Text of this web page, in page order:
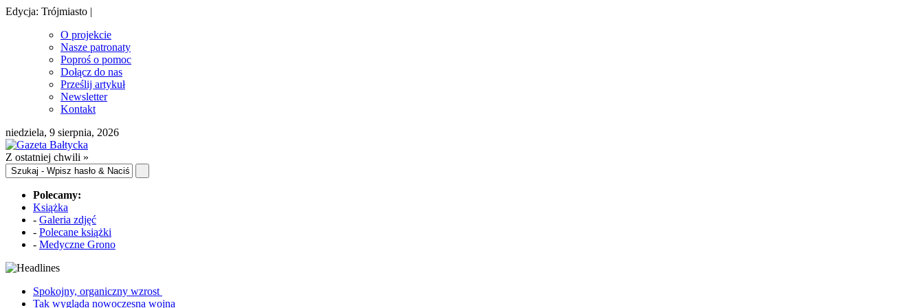
Edycja: Trójmiasto |
O projekcie
Nasze patronaty
Poproś o pomoc
Dołącz do nas
Prześlij artykuł
Newsletter
Kontakt
niedziela, 9 sierpnia, 2026
Z ostatniej chwili »
Polecamy:
Książka
- Galeria zdjęć
- Polecane książki
- Medyczne Grono
Spokojny, organiczny wzrost
Tak wygląda nowoczesna wojna